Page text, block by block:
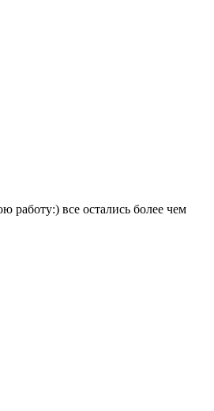
работу:) все остались более чем